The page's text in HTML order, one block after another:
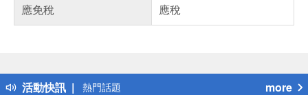
應免稅
應稅
活動快訊
得獎公告
熱門話題
more